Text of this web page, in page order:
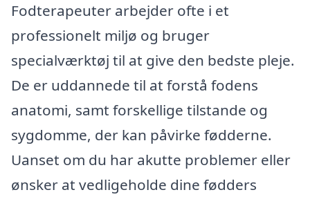
Fodterapeuter arbejder ofte i et
professionelt miljø og bruger
specialværktøj til at give den bedste pleje.
De er uddannede til at forstå fodens
anatomi, samt forskellige tilstande og
sygdomme, der kan påvirke fødderne.
Uanset om du har akutte problemer eller
ønsker at vedligeholde dine fødders